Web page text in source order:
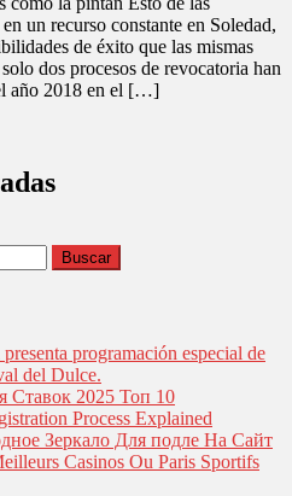
un recurso constante en Soledad,
de éxito que las mismas
dos procesos de revocatoria han
año 2018 en el […]
programación especial de
del Dulce.
Ставок 2025 Топ 10
Process Explained
Зеркало Для подле На Сайт
Casinos Ou Paris Sportifs